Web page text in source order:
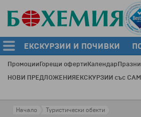
ЕКСКУРЗИИ И ПОЧИВКИ
ПромоцииГорещи офертиКалендар
НОВИ ПРЕДЛОЖЕНИЯЕКСКУРЗИИ със
Начало Туристически обекти